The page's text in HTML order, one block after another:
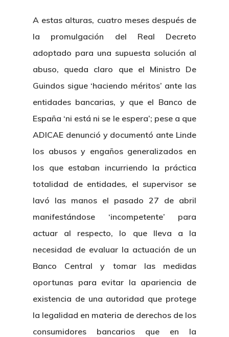
A estas alturas, cuatro meses después de
la promulgación del Real Decreto
adoptado para una supuesta solución al
abuso, queda claro que el Ministro De
Guindos sigue ‘haciendo méritos’ ante las
entidades bancarias, y que el Banco de
España ‘ni está ni se le espera’; pese a que
ADICAE denunció y documentó ante Linde
los abusos y engaños generalizados en
los que estaban incurriendo la práctica
totalidad de entidades, el supervisor se
lavó las manos el pasado 27 de abril
manifestándose ‘incompetente’ para
actuar al respecto, lo que lleva a la
necesidad de evaluar la actuación de un
Banco Central y tomar las medidas
oportunas para evitar la apariencia de
existencia de una autoridad que protege
la legalidad en materia de derechos de los
consumidores bancarios que en la
Inicio